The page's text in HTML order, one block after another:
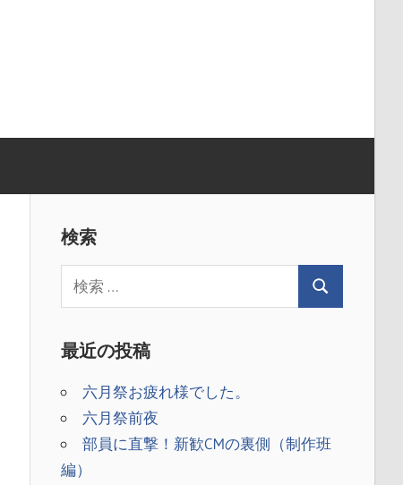
検索
最近の投稿
六月祭お疲れ様でした。
六月祭前夜
部員に直撃！新歓CMの裏側（制作班
編）